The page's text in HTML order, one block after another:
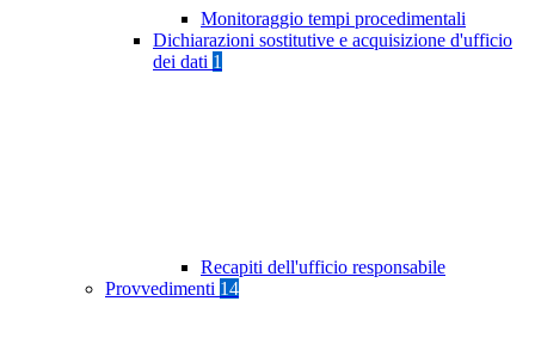
Monitoraggio tempi procedimentali
Dichiarazioni sostitutive e acquisizione d'ufficio
dei dati 1
Recapiti dell'ufficio responsabile
Provvedimenti 14